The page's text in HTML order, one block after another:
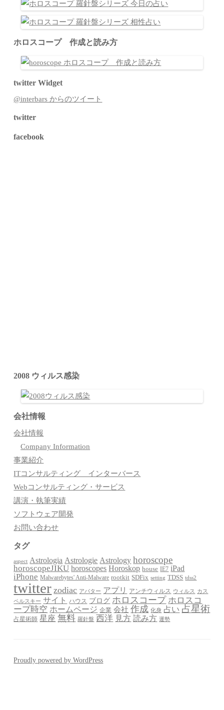
ホロスコープ 作成と読み方
twitter Widget
@interbars からのツイート
twitter
facebook
2008 ウィルス感染
会社情報
会社情報
Company Information
事業紹介
ITコンサルティング インターバース
Webコンサルティング・サービス
講演・執筆実績
ソフトウェア開発
お問い合わせ
タグ
aspect Astrologia Astrologie Astrology horoscope
horoscopeJIKU horoscopes Horoskop house IE7 iPad
iPhone Malwarebytes' Anti-Malware rootkit SDFix setting TDSS tdss2
twitter zodiac アバター アプリ アンチウィルス ウィルス カス
ペルスキー サイト ハウス ブログ ホロスコープ ホロスコ
ープ時空 ホームページ 企業 会社 作成 化身 占い 占星術
占星術師 星座 無料 羅針盤 西洋 見方 読み方 運勢
Proudly powered by WordPress